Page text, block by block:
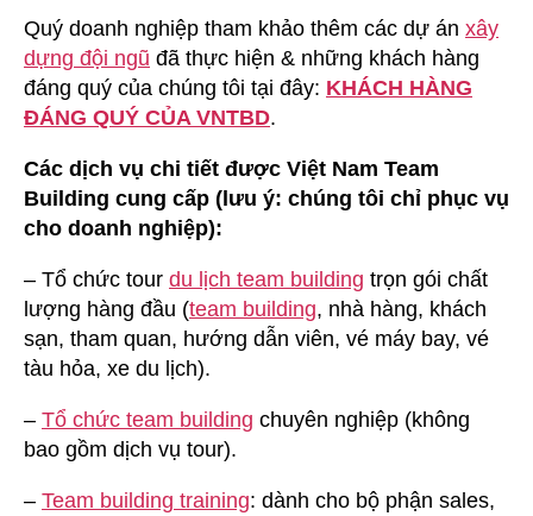
Quý doanh nghiệp tham khảo thêm các dự án xây
dựng đội ngũ đã thực hiện & những khách hàng
đáng quý của chúng tôi tại đây: KHÁCH HÀNG
ĐÁNG QUÝ CỦA VNTBD.
Các dịch vụ chi tiết được Việt Nam Team
Building cung cấp (lưu ý: chúng tôi chỉ phục vụ
cho doanh nghiệp):
– Tổ chức tour du lịch team building trọn gói chất
lượng hàng đầu (team building, nhà hàng, khách
sạn, tham quan, hướng dẫn viên, vé máy bay, vé
tàu hỏa, xe du lịch).
– Tổ chức team building chuyên nghiệp (không
bao gồm dịch vụ tour).
– Team building training: dành cho bộ phận sales,